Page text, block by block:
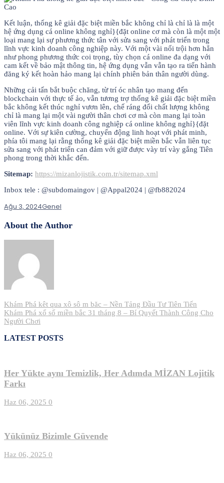
Kết luận, thống kê giải đặc biệt miền bắc không chỉ là chỉ là là một
hệ ứng dụng cá online không nghỉ}{đặt online cơ mà còn là một một
loại mang lại sự phương thức tân với sửa sang với phát triển trong
lĩnh vực kinh doanh công nghiệp này. Với một vài nổi trội hơn hẳn
như phong phương thức coi trọng, tùy chọn cá online đa dạng với
cam kết về bảo mật thông tin, hệ ứng dụng vẫn vẫn tạo ra tiến hành
đăng ký kết hoàn hảo mang lại chính phiên bản thân người dùng.
Những cải tấn bắt buộc chăng, từ trí óc nhân tạo mang đến
blockchain với thực tế ảo, vẫn tương trợ thống kê giải đặc biệt miền
bắc không kết thúc nghỉ vươn lên, chế ráng đổi chất lượng không
chỉ là mang lại một vài người thân chơi cơ mà còn mang lại toàn
viên lĩnh vực kinh doanh công nghiệp cá online không nghỉ}{đặt
online. Với sự kiên cường, chuyển động linh hoạt với phát minh,
phía tôi mang lại rằng thống kê giải đặc biệt miền bắc vẫn liên tục
sửa sang với phát triển can đảm với giữ được vày trí vày gắng Tiên
phong trong thời khắc đến.
Sitemap: https://mizanlojistik.com.tr/sitemap.xml
Inbox tele : @subdomaingov | @Appal2024 | @fb882024
Ağu 3, 2024Genel
About the Author
Yazı
gezinmesi
Khám Phá kêt qua xô sô m băc – Nền Tảng Đầu Tư Tiên Tiến
Khám Phá xổ số miền bắc 31 tháng 8 – Bí Quyết Thành Công Cho
Người Chơi
LATEST POSTS
Her Yükte aynı Temizlik, Her Adımda MİZAN Lojitik
Farkı
Haz 06, 2025 0
Yükünüz Bizimle Güvende
Haz 06, 2025 0